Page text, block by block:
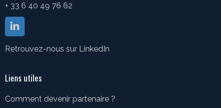
+ 33 6 40 49 76 62
Retrouvez-nous sur LinkedIn
Liens utiles
Comment devenir partenaire ?